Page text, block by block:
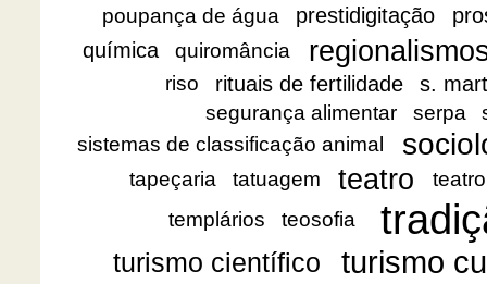
poupança de água prestidigitação
química
quiromância
riso rituais de fertilidade s.
segurança alimentar serpa
sistemas de classificação animal
tapeçaria tatuagem teatro
templários
teosofia
turismo científico turismo